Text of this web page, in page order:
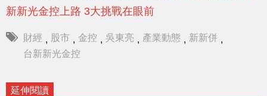
新新光金控上路 3大挑戰在眼前
財經 , 股市 , 金控 , 吳東亮 , 產業動態 , 新新併 ,
台新新光金控
延伸閱讀